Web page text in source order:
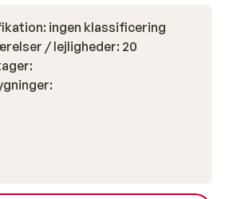
ingen klassificering
/ lejligheder: 20